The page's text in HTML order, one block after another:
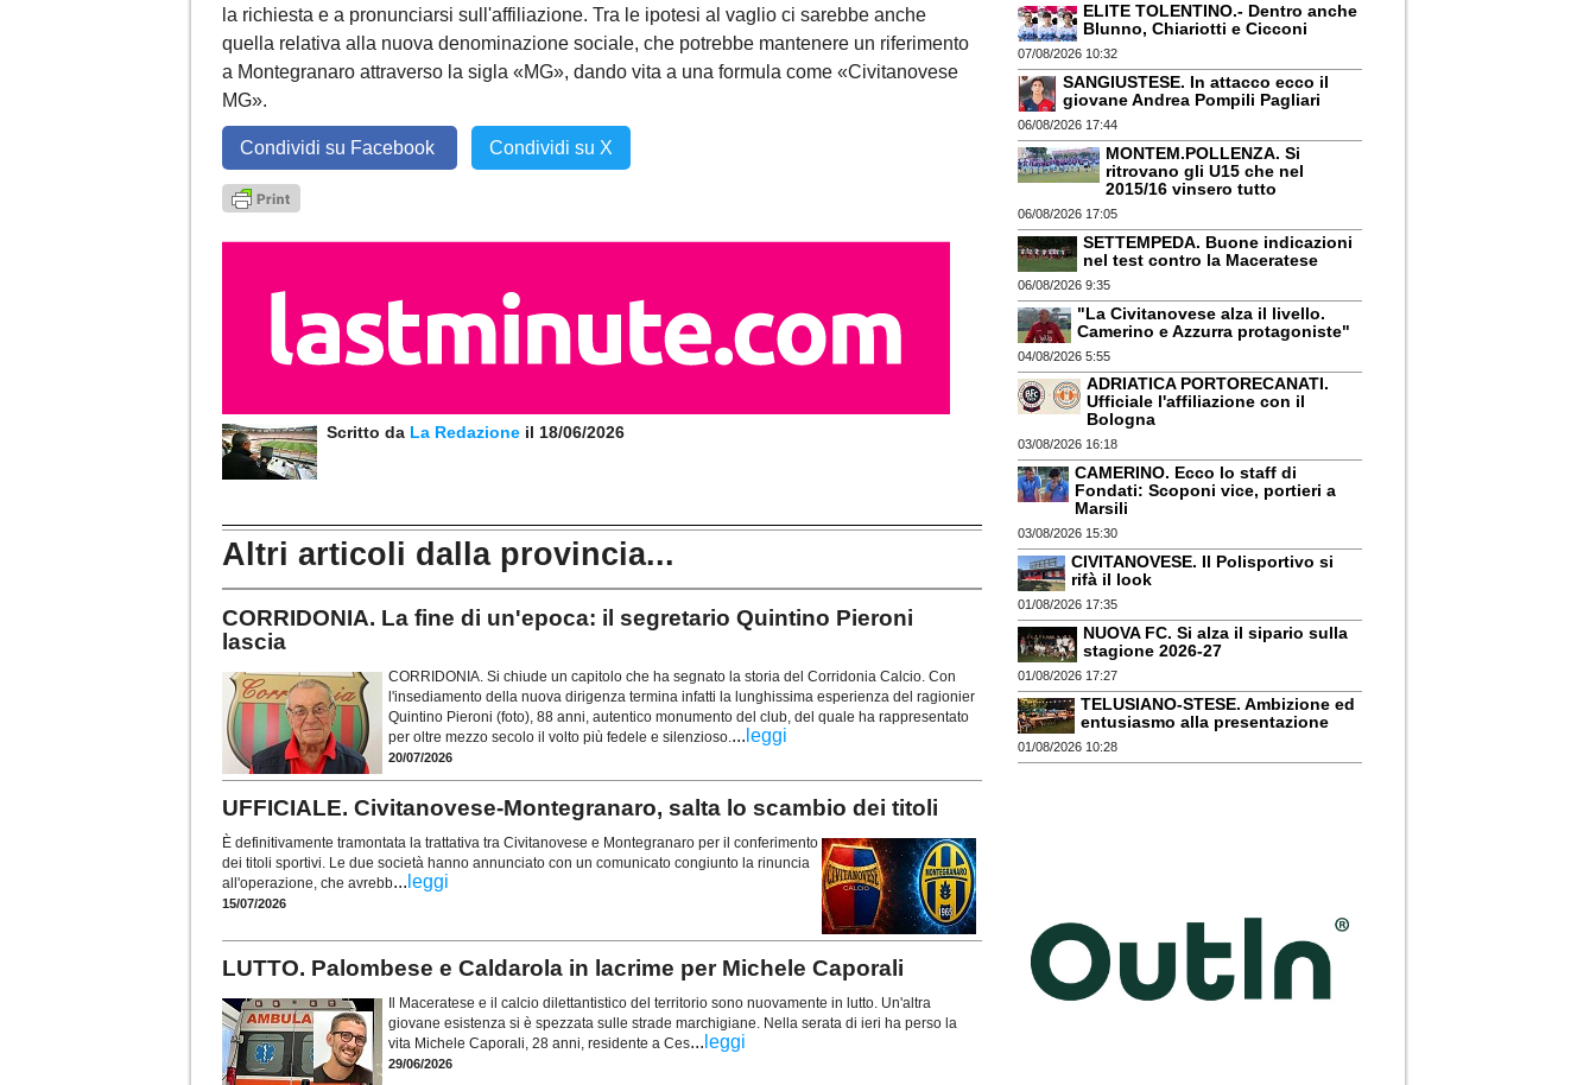
la richiesta e a pronunciarsi sull'affiliazione. Tra le ipotesi al vaglio ci sarebbe anche
quella relativa alla nuova denominazione sociale, che potrebbe mantenere un riferimento
a Montegranaro attraverso la sigla «MG», dando vita a una formula come «Civitanovese
MG».
Condividi su Facebook Condividi su X
Scritto da La Redazione il 18/06/2026
Altri articoli dalla provincia...
CORRIDONIA. La fine di un'epoca: il segretario Quintino Pieroni
lascia
CORRIDONIA. Si chiude un capitolo che ha segnato la storia del Corridonia Calcio. Con
l'insediamento della nuova dirigenza termina infatti la lunghissima esperienza del ragionier
Quintino Pieroni (foto), 88 anni, autentico monumento del club, del quale ha rappresentato
per oltre mezzo secolo il volto più fedele e silenzioso. ... leggi
20/07/2026
UFFICIALE. Civitanovese-Montegranaro, salta lo scambio dei titoli
È definitivamente tramontata la trattativa tra Civitanovese e Montegranaro per il conferimento
dei titoli sportivi. Le due società hanno annunciato con un comunicato congiunto la rinuncia
all'operazione, che avrebb... leggi
15/07/2026
LUTTO. Palombese e Caldarola in lacrime per Michele Caporali
Il Maceratese e il calcio dilettantistico del territorio sono nuovamente in lutto. Un'altra
giovane esistenza si è spezzata sulle strade marchigiane. Nella serata di ieri ha perso la
vita Michele Caporali, 28 anni, residente a Ces... leggi
29/06/2026
ELITE TOLENTINO.- Dentro anche
Blunno, Chiariotti e Cicconi
07/08/2026 10:32
SANGIUSTESE. In attacco ecco il
giovane Andrea Pompili Pagliari
06/08/2026 17:44
MONTEM.POLLENZA. Si
ritrovano gli U15 che nel
2015/16 vinsero tutto
06/08/2026 17:05
SETTEMPEDA. Buone indicazioni
nel test contro la Maceratese
06/08/2026 9:35
"La Civitanovese alza il livello.
Camerino e Azzurra protagoniste"
04/08/2026 5:55
ADRIATICA PORTORECANATI.
Ufficiale l'affiliazione con il
Bologna
03/08/2026 16:18
CAMERINO. Ecco lo staff di
Fondati: Scoponi vice, portieri a
Marsili
03/08/2026 15:30
CIVITANOVESE. Il Polisportivo si
rifà il look
01/08/2026 17:35
NUOVA FC. Si alza il sipario sulla
stagione 2026-27
01/08/2026 17:27
TELUSIANO-STESE. Ambizione ed
entusiasmo alla presentazione
01/08/2026 10:28